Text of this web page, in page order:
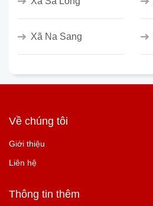
Xã Na Sang
Về chúng tôi
Giới thiệu
Liên hệ
Thông tin thêm